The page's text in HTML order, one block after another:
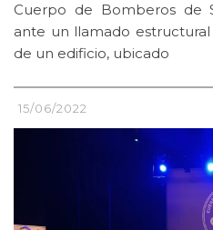
Cuerpo de Bomberos de
ante un llamado
de un edificio, ubicado
15/06/2022